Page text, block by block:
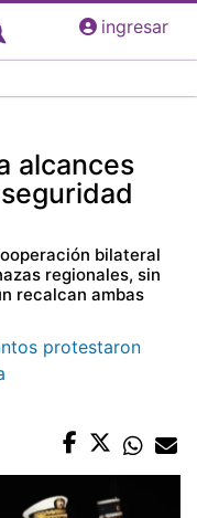
ingresar
alcances
bilateral
regionales, sin
recalcan ambas
protestaron